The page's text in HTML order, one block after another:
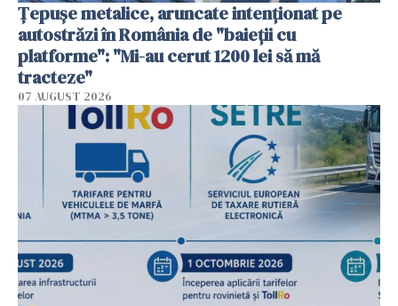
Țepușe metalice, aruncate intenționat pe
autostrăzi în România de "baieții cu
platforme": "Mi-au cerut 1200 lei să mă
tracteze"
07 AUGUST 2026